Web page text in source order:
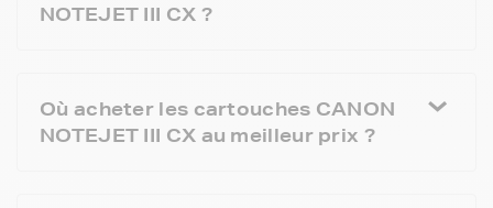
NOTEJET III CX ?
Où acheter les cartouches CANON
NOTEJET III CX au meilleur prix ?